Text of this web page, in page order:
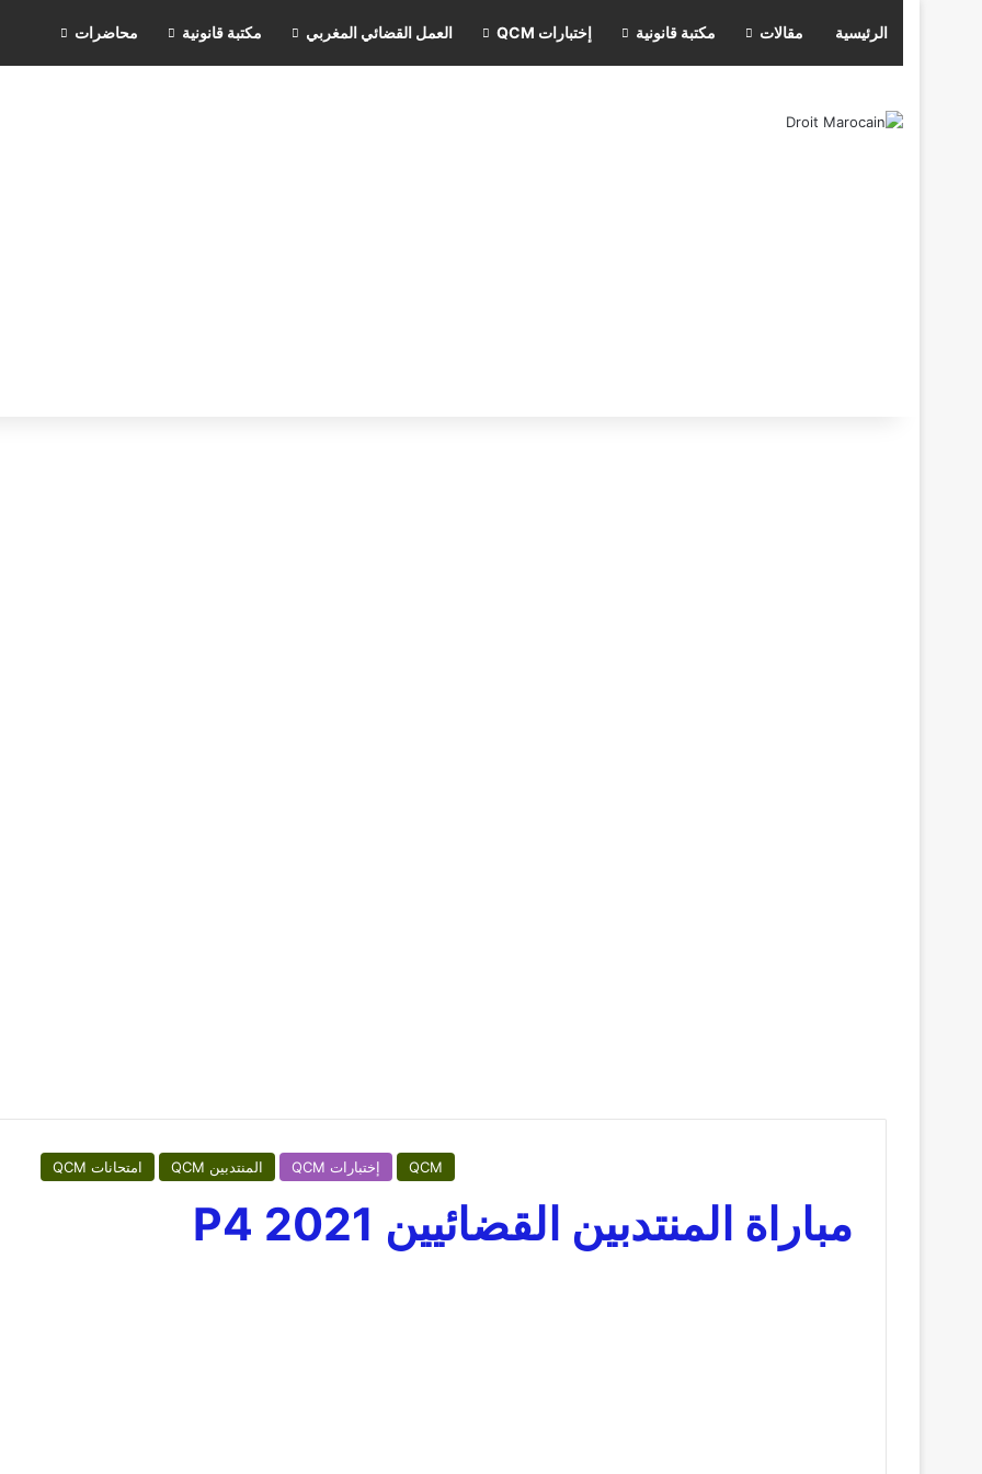
الرئيسية مقالات مكتبة قانونية إختبارات QCM العمل القضائي المغربي مكتبة قانونية محاضرات
QCM إختبارات QCM المنتدبين QCM امتحانات QCM
مباراة المنتدبين القضائيين 2021 P4